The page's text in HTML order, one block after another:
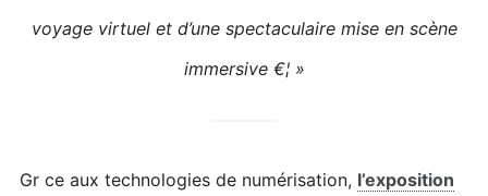
voyage virtuel et d’une spectaculaire mise en scène
immersive €¦ »
Gr ce aux technologies de numérisation, l’exposition